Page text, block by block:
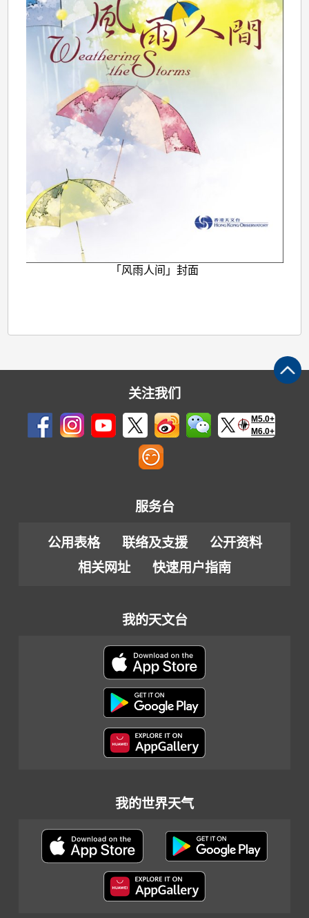
「风雨人间」封面
关注我们
M5.0+
M6.0+
服务台
公用表格 联络及支援
公开资料
相关网址
快速用户指南
我的天文台
我的世界天气